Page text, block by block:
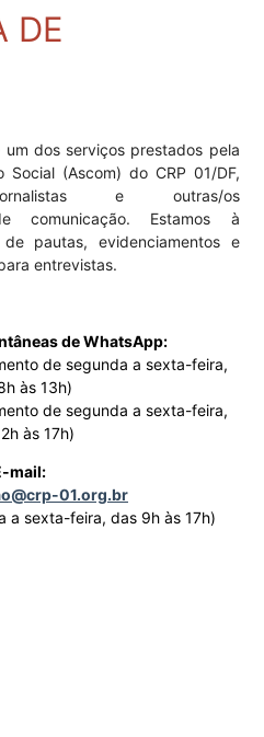
DE
dos serviços prestados pela
Social (Ascom) do CRP 01/DF,
e outras/os
comunicação. Estamos à
pautas, evidenciamentos e
entrevistas.
de WhatsApp:
de segunda a sexta-feira,
às 13h)
de segunda a sexta-feira,
às 17h)
mail:
01.org.br
a sexta-feira, das 9h às 17h)